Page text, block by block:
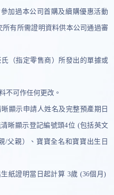
加過本公司首購及續購優惠活動
所有所需證明資料供本公司通過審
（指定零售商）所發出的單據或
不可作任何更改。
顯示申請人姓名及完整預產期日
晰顯示登記編號頭4位 (包括英文
/父親）、寶寶全名和寶寶出生日
紙證明當日起計算 3歲 (36個月)